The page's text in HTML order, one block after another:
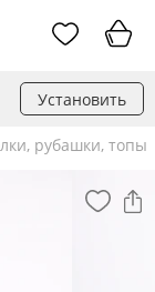
Установить
рубашки, топы